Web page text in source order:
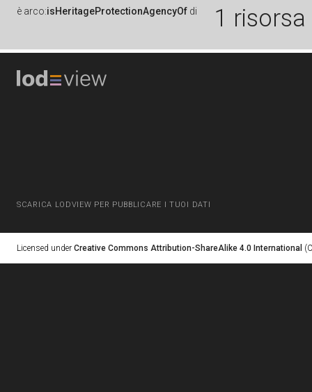
è arco:isHeritageProtectionAgencyOf di 1 risorsa
SCARICA LODVIEW PER PUBBLICARE I TUOI DATI
Licensed under Creative Commons Attribution-ShareAlike 4.0 International